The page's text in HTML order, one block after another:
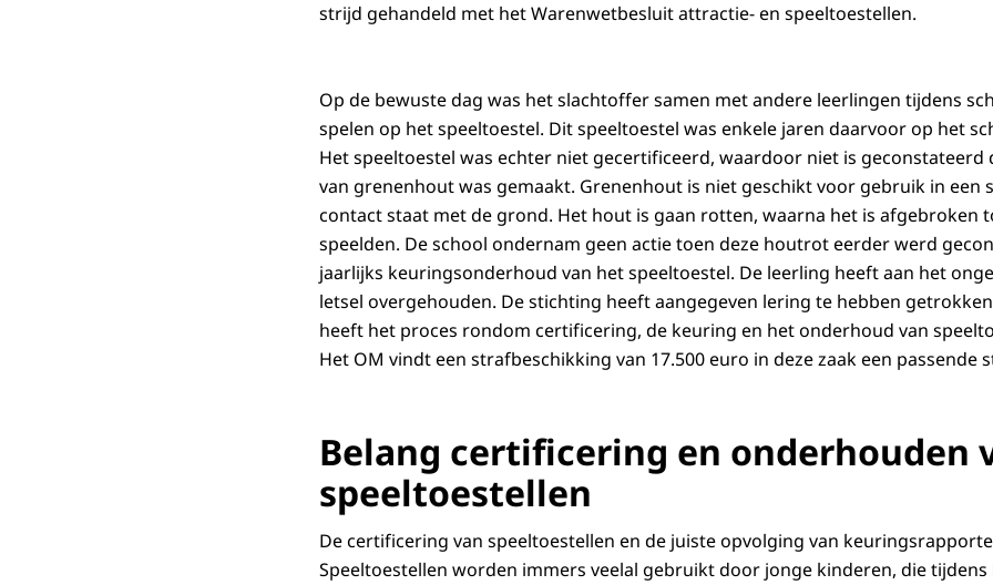
strijd gehandeld met het Warenwetbesluit attractie- en speeltoestellen.
Op de bewuste dag was het slachtoffer samen met andere leerlingen tijdens
spelen op het speeltoestel. Dit speeltoestel was enkele jaren daarvoor op het
Het speeltoestel was echter niet gecertificeerd, waardoor niet is geconstateerd
van grenenhout was gemaakt. Grenenhout is niet geschikt voor gebruik in een
contact staat met de grond. Het hout is gaan rotten, waarna het is afgebroken
speelden. De school ondernam geen actie toen deze houtrot eerder werd
jaarlijks keuringsonderhoud van het speeltoestel. De leerling heeft aan het
letsel overgehouden. De stichting heeft aangegeven lering te hebben
heeft het proces rondom certificering, de keuring en het onderhoud van
Het OM vindt een strafbeschikking van 17.500 euro in deze zaak een passende
Belang certificering en onderhouden
speeltoestellen
De certificering van speeltoestellen en de juiste opvolging van
Speeltoestellen worden immers veelal gebruikt door jonge kinderen, die tijdens